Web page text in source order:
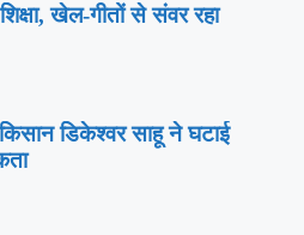
खेल-गीतों से संवर रहा
डिकेश्वर साहू ने घटाई